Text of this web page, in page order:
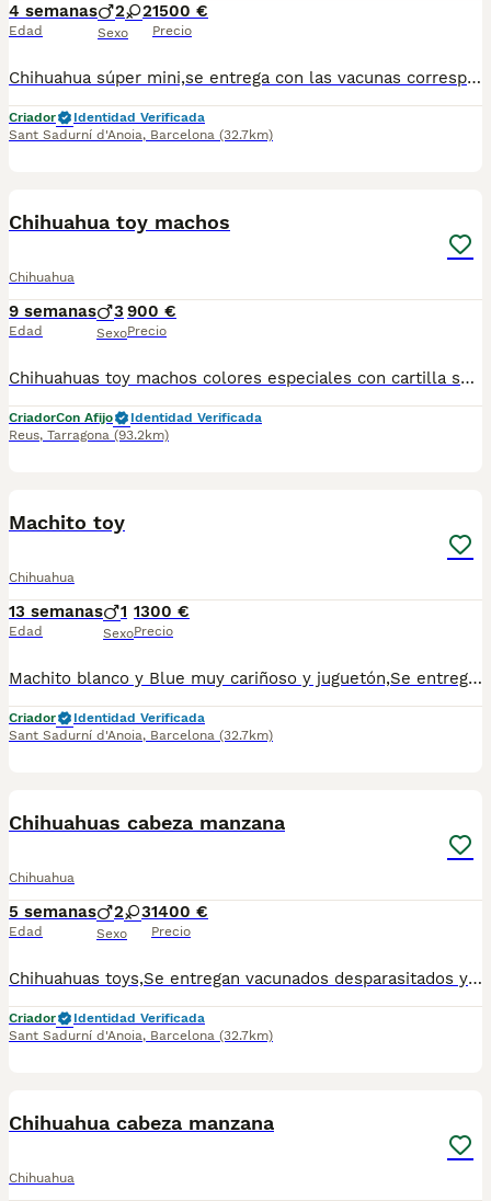
4 semanas
Edad
2 2
Sexo
1500 €
Precio
Chihuahua súper mini,se entrega con las vacunas correspondientes chip y kip alimentación.Para más información escribir o llamar al 682908382
Criador
Identidad Verificada
Sant Sadurní d'Anoia, Barcelona (32.7km)
Chihuahua toy machos
Chihuahua
9 semanas
Edad
3
Sexo
900 €
Precio
Chihuahuas toy machos colores especiales con cartilla sanitaria vacuna chip desparasitación con garantía víricas y congenitas
CriadorCon Afijo
Identidad Verificada
Reus, Tarragona (93.2km)
Machito toy
Chihuahua
13 semanas
Edad
1
Sexo
1300 €
Precio
Machito blanco y Blue muy cariñoso y juguetón,Se entrega desparasitado vacunado y chip.Para más información escribir o llamar al 682908382
Criador
Identidad Verificada
Sant Sadurní d'Anoia, Barcelona (32.7km)
Chihuahuas cabeza manzana
Chihuahua
5 semanas
Edad
2 3
Sexo
1400 €
Precio
Chihuahuas toys,Se entregan vacunados desparasitados y chip.Para más información escribir o llamar al 682908382
Criador
Identidad Verificada
Sant Sadurní d'Anoia, Barcelona (32.7km)
Chihuahua cabeza manzana
Chihuahua